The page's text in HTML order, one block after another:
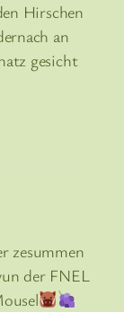
Hirschen
an
gesicht
zesummen
der FNEL